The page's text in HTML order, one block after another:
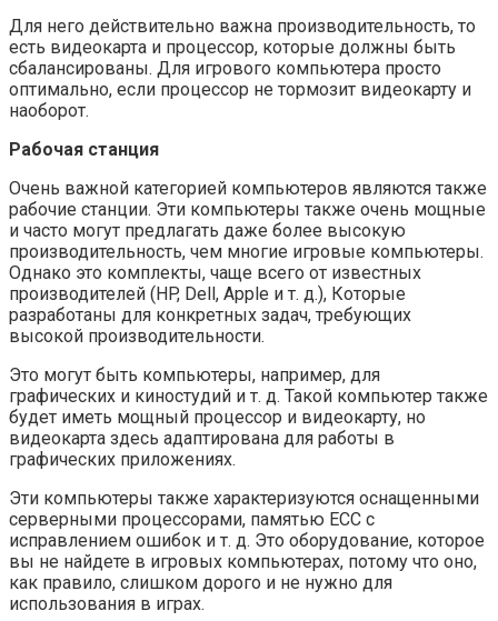
Для него действительно важна производительность, то
есть видеокарта и процессор, которые должны быть
сбалансированы. Для игрового компьютера просто
оптимально, если процессор не тормозит видеокарту и
наоборот.
Рабочая станция
Очень важной категорией компьютеров являются также
рабочие станции. Эти компьютеры также очень мощные
и часто могут предлагать даже более высокую
производительность, чем многие игровые компьютеры.
Однако это комплекты, чаще всего от известных
производителей (HP, Dell, Apple и т. д.), Которые
разработаны для конкретных задач, требующих
высокой производительности.
Это могут быть компьютеры, например, для
графических и киностудий и т. д. Такой компьютер также
будет иметь мощный процессор и видеокарту, но
видеокарта здесь адаптирована для работы в
графических приложениях.
Эти компьютеры также характеризуются оснащенными
серверными процессорами, памятью ECC с
исправлением ошибок и т. д. Это оборудование, которое
вы не найдете в игровых компьютерах, потому что оно,
как правило, слишком дорого и не нужно для
использования в играх.